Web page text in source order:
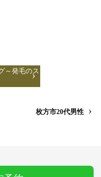
～発毛のス
枚方市20代男性